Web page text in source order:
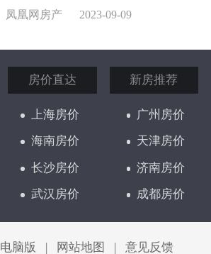
凤凰网房产 2023-09-09
房价直达 新房推荐
上海房价
广州房价
海南房价
天津房价
长沙房价
济南房价
武汉房价
成都房价
电脑版 网站地图 意见反馈